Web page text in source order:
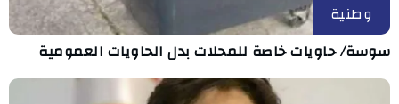
وطنية
سوسة/ حاويات خاصة للمحلات بدل الحاويات العمومية